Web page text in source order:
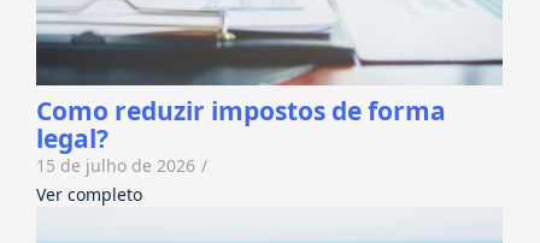
Como reduzir impostos de forma
legal?
15 de julho de 2026 /
Ver completo